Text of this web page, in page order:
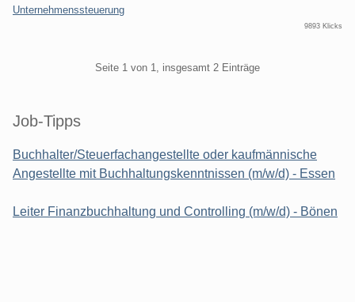
Unternehmenssteuerung
9893 Klicks
Seite 1 von 1, insgesamt 2 Einträge
Seitenleiste
Job-Tipps
Buchhalter/Steuerfachangestellte oder kaufmännische
Angestellte mit Buchhaltungskenntnissen (m/w/d) - Essen
Leiter Finanzbuchhaltung und Controlling (m/w/d) - Bönen